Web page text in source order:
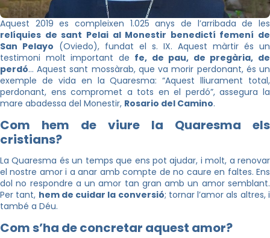
Aquest 2019 es compleixen 1.025 anys de l’arribada de les
relíquies de sant Pelai al Monestir benedictí femení de
San Pelayo (Oviedo), fundat el s. IX. Aquest màrtir és un
testimoni molt important de fe, de pau, de pregària, de
perdó… Aquest sant mossàrab, que va morir perdonant, és un
exemple de vida en la Quaresma: “Aquest lliurament total,
perdonant, ens compromet a tots en el perdó”, assegura la
mare abadessa del Monestir, Rosario del Camino.
Com hem de viure la Quaresma els
cristians?
La Quaresma és un temps que ens pot ajudar, i molt, a renovar
el nostre amor i a anar amb compte de no caure en faltes. Ens
dol no respondre a un amor tan gran amb un amor semblant.
Per tant, hem de cuidar la conversió; tornar l’amor als altres, i
també a Déu.
Com s’ha de concretar aquest amor?